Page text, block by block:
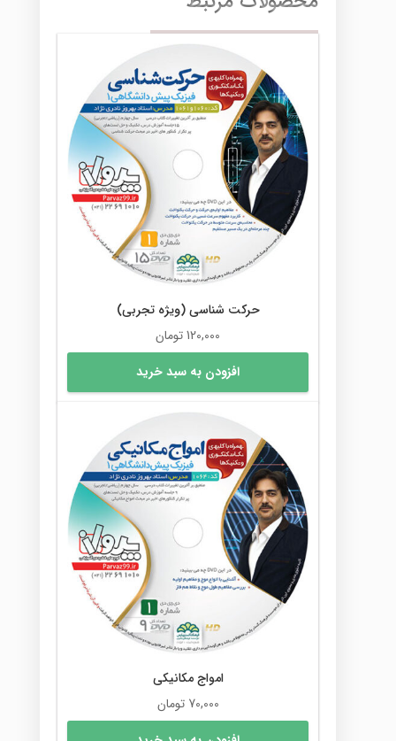
حرکت شناسی (ویژه تجربی)
120,000تومان
افزودن به سبد خرید
امواج مکانیکی
70,000 تومان